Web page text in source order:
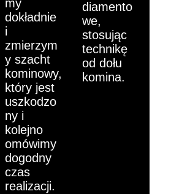
my
dokładnie
i
zmierzym
y szacht
kominowy,
który jest
uszkodzo
ny i
kolejno
omówimy
dogodny
czas
realizacji.
diamento
we,
stosując
technikę
od dołu
komina.